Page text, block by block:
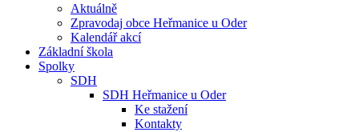
Aktuálně
Zpravodaj obce Heřmanice u Oder
Kalendář akcí
Základní škola
Spolky
SDH
SDH Heřmanice u Oder
Ke stažení
Kontakty